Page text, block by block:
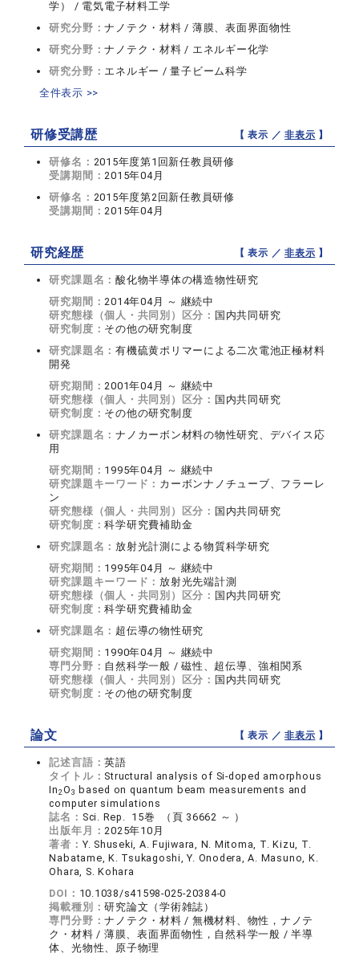
学） / 電気電子材料工学
研究分野：ナノテク・材料 / 薄膜、表面界面物性
研究分野：ナノテク・材料 / エネルギー化学
研究分野： エネルギー / 量子ビーム科学
全件表示 >>
研修受講歴 【 表示 ／非表示 】
研修名： 2015年度第1回新任教員研修
受講期間：2015年04月
研修名： 2015年度第2回新任教員研修
受講期間：2015年04月
研究経歴 【 表示 ／非表示 】
研究課題名：酸化物半導体の構造物性研究
研究期間：2014年04月 ～ 継続中
研究態様（個人・共同別）区分： 国内共同研究
研究制度： その他の研究制度
研究課題名：有機硫黄ポリマーによる二次電池正極材料
開発
研究期間：2001年04月 ～ 継続中
研究態様（個人・共同別）区分： 国内共同研究
研究制度： その他の研究制度
研究課題名：ナノカーボン材料の物性研究、デバイス応
用
研究期間： 1995年04月 ～ 継続中
研究課題キーワード： カーボンナノチューブ、フラーレ
ン
研究態様（個人・共同別）区分： 国内共同研究
研究制度：科学研究費補助金
研究課題名：放射光計測による物質科学研究
研究期間： 1995年04月 ～ 継続中
研究課題キーワード：放射光先端計測
研究態様（個人・共同別）区分： 国内共同研究
研究制度：科学研究費補助金
研究課題名： 超伝導の物性研究
研究期間： 1990年04月 ～ 継続中
専門分野： 自然科学一般 / 磁性、超伝導、強相関系
研究態様（個人・共同別）区分： 国内共同研究
研究制度： その他の研究制度
論文 【 表示 ／非表示 】
記述言語：英語
タイトル： Structural analysis of Si-doped amorphous
In2O3
based on quantum beam measurements and
computer simulations
誌名： Sci. Rep. 15巻 （頁 36662 ～ ）
出版年月：2025年10月
著者： Y. Shuseki, A. Fujiwara, N. Mitoma, T. Kizu, T.
Nabatame, K. Tsukagoshi, Y. Onodera, A. Masuno, K.
Ohara, S. Kohara
DOI： 10.1038/s41598-025-20384-0
掲載種別：研究論文（学術雑誌）
専門分野：ナノテク・材料 / 無機材料、物性，ナノテ
ク・材料 / 薄膜、表面界面物性，自然科学一般 / 半導
体、光物性、原子物理